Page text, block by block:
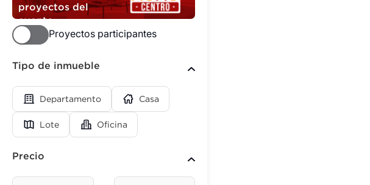
proyectos del
evento
Proyectos participantes
Tipo de inmueble
Departamento Casa
Lote Oficina
Precio